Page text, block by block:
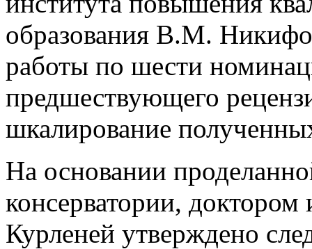
образования В.М.
работы по шести
предшествующего
шкалирование
На основании
консерватории,
Курленей утверждено